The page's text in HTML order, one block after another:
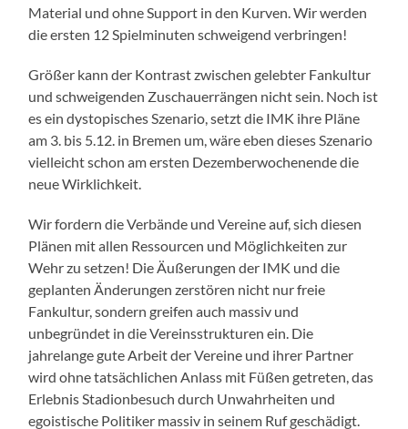
Material und ohne Support in den Kurven. Wir werden
die ersten 12 Spielminuten schweigend verbringen!
Größer kann der Kontrast zwischen gelebter Fankultur
und schweigenden Zuschauerrängen nicht sein. Noch ist
es ein dystopisches Szenario, setzt die IMK ihre Pläne
am 3. bis 5.12. in Bremen um, wäre eben dieses Szenario
vielleicht schon am ersten Dezemberwochenende die
neue Wirklichkeit.
Wir fordern die Verbände und Vereine auf, sich diesen
Plänen mit allen Ressourcen und Möglichkeiten zur
Wehr zu setzen! Die Äußerungen der IMK und die
geplanten Änderungen zerstören nicht nur freie
Fankultur, sondern greifen auch massiv und
unbegründet in die Vereinsstrukturen ein. Die
jahrelange gute Arbeit der Vereine und ihrer Partner
wird ohne tatsächlichen Anlass mit Füßen getreten, das
Erlebnis Stadionbesuch durch Unwahrheiten und
egoistische Politiker massiv in seinem Ruf geschädigt.